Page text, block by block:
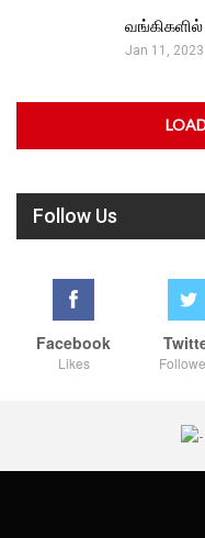
Jan 11, 2023
Follow Us
Facebook
Likes